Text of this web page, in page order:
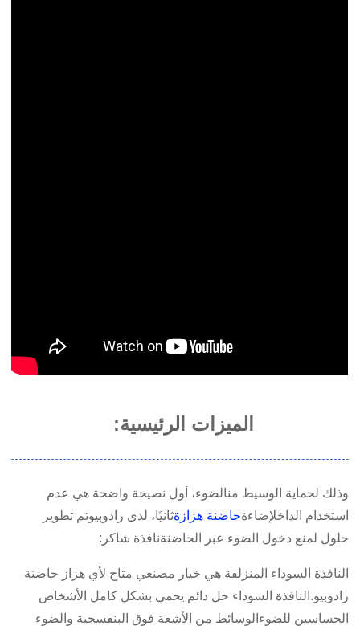
الميزات الرئيسية:
وذلك لحماية الوسيط منالضوء، أول نصيحة واضحة هي عدم
استخدام الداخلإضاءةحاضنة هزازةثانيًا، لدى رادوبيوتم تطوير
حلول لمنع دخول الضوء عبر الحاضنةنافذة شاكر:
النافذة السوداء المنزلقة هي خيار مصنعي متاح لأي هزاز حاضنة
رادوبيو. النافذة السوداء حل دائم يحمي بشكل كامل الأشخاص
الحساسين للضوء الوسائط من الأشعة فوق البنفسجية والضوء